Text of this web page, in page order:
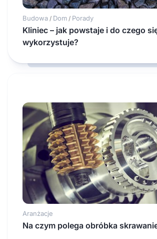
Budowa / Dom / Porady
Kliniec – jak powstaje i do czego
wykorzystuje?
Aranżacje
Na czym polega obróbka